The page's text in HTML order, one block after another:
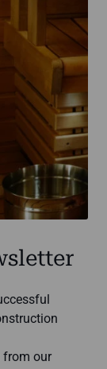
from our